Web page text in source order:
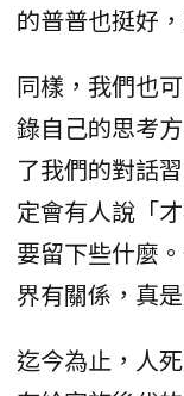
的普普也挺好
同樣，我們也
錄自己的思考
了我們的對話
定會有人說「
要留下些什麼
界有關係，真
迄今為止，人